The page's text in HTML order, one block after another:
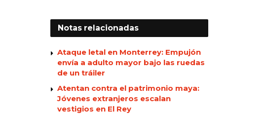
Notas relacionadas
Ataque letal en Monterrey: Empujón
envía a adulto mayor bajo las ruedas
de un tráiler
Atentan contra el patrimonio maya:
Jóvenes extranjeros escalan
vestigios en El Rey